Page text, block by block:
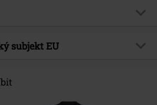
Muži
Krátký rukáv
100% bavlna
subjekt EU